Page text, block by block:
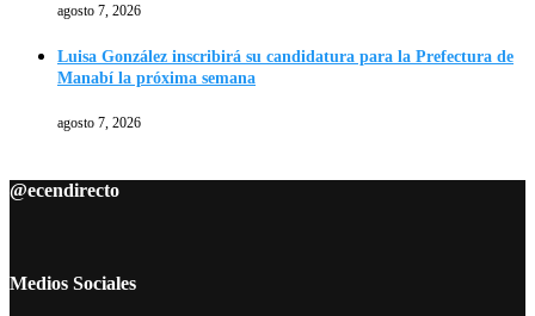
agosto 7, 2026
Luisa González inscribirá su candidatura para la Prefectura de
Manabí la próxima semana
agosto 7, 2026
@ecendirecto
Medios Sociales